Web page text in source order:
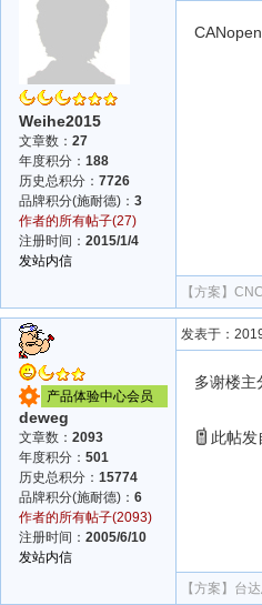
Weihe2015
文章数： 27
年度积分： 188
历史总积分： 7726
品牌积分(施耐德)： 3
作者的所有帖子(27)
注册时间： 2015/1/4
发站内信
【方案】
产品体验中心会员
deweg
文章数： 2093
年度积分： 501
历史总积分： 15774
品牌积分(施耐德)： 6
作者的所有帖子(2093)
注册时间： 2005/6/10
发站内信
发表于：
多谢楼主
此帖发
【方案】 台